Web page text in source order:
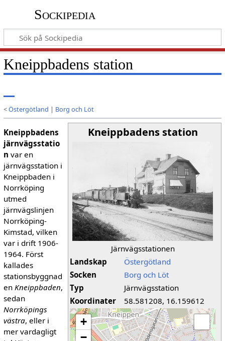
Sockipedia
Kneippbadens station
<Östergötland | Borg och Löt
Kneippbadens station
Järnvägsstationen
Landskap
Östergötland
Socken
Borg och Löt
Typ
Järnvägsstation
Koordinater
58.581208, 16.159612
+
−
Kneippbadens
järnvägsstatio
n var en
järnvägsstation i
Kneippbaden i
Norrköping
utmed
järnvägslinjen
Norrköping-
Kimstad, vilken
var i drift 1906-
1964. Först
kallades
stationsbyggnad
en Kneippbaden,
sedan
Norrköpings
västra, eller i
mer vardagligt